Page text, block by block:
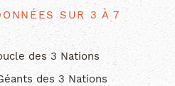
SUR 3 À 7
des 3 Nations
des 3 Nations